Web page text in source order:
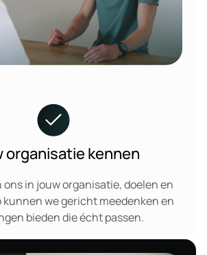
organisatie kennen
ons in jouw organisatie, doelen en
kunnen we gericht meedenken en
bieden die écht passen.